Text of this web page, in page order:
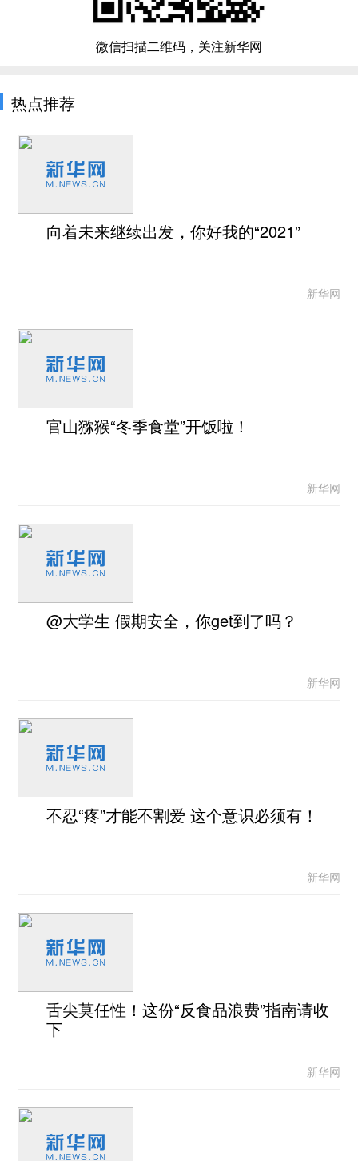
微信扫描二维码，关注新华网
热点推荐
向着未来继续出发，你好我的“2021”
新华网
官山猕猴“冬季食堂”开饭啦！
新华网
@大学生 假期安全，你get到了吗？
新华网
不忍“疼”才能不割爱 这个意识必须有！
新华网
舌尖莫任性！这份“反食品浪费”指南请收
下
新华网